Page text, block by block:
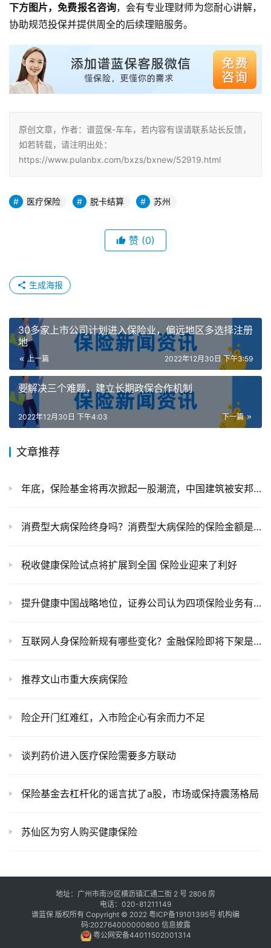
下方图片，免费报名咨询，会有专业理财师为您耐心讲解，
协助规范投保并提供周全的后续理赔服务。
原创文章，作者：谱蓝保-车车，若内容有误请联系站长反馈，
如若转载，请注明出处：
https://www.pulanbx.com/bxzs/bxnew/52919.html
医疗保险 脱卡结算 苏州
赞 (0)
生成海报
30多家上市公司计划进入保险业，偏远地区多选择注册
地
上一篇 2022年12月30日 下午3:59
要解决三个难题，建立长期政保合作机制
下一篇
2022年12月30日 下午4:03
文章推荐
年底，保险基金将再次掀起一股潮流，中国建筑被安邦二度举牌
消费型大病保险终身吗？消费型大病保险的保险金额是多少？
税收健康保险试点将扩展到全国 保险业迎来了利好
提升健康中国战略地位，证券公司认为四项保险业务有望受益
互联网人身保险新规有哪些变化？金融保险即将下架是真的吗？
推荐文山市重大疾病保险
险企开门红难红，入市险企心有余而力不足
谈判药价进入医疗保险需要多方联动
保险基金去杠杆化的谣言扰了a股，市场或保持震荡格局
苏仙区为穷人购买健康保险
地址：广州市南沙区横沥镇汇通二街 2 号 2806 房
电话：020-81211149
谱蓝保 版权所有 Copyright © 2022 粤ICP备19101395号 机构编
码:202764000000800 信息披露
粤公网安备44011502001314